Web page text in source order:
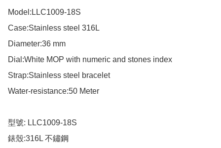
Model:LLC1009-18S
Case:Stainless steel 316L
Diameter:36 mm
Dial:White MOP with numeric and stones index
Strap:Stainless steel bracelet
Water-resistance:50 Meter
型號: LLC1009-18S
錶殼:316L 不鏽鋼